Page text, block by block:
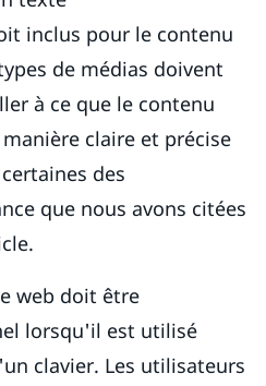
inclus pour le contenu
de médias doivent
à ce que le contenu
claire et précise
des
que nous avons citées
web doit être
lorsqu'il est utilisé
clavier. Les utilisateurs